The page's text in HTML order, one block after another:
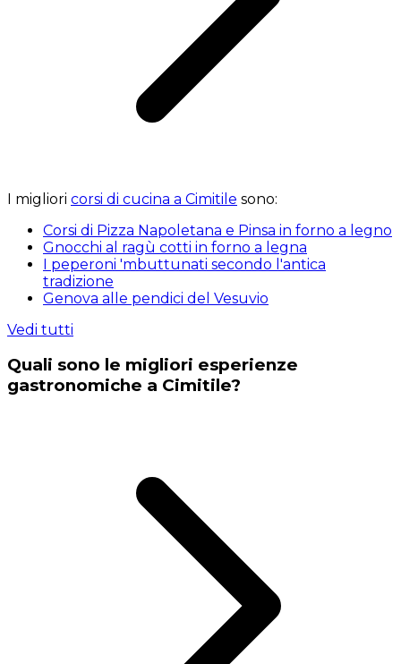
I migliori corsi di cucina a Cimitile sono:
Corsi di Pizza Napoletana e Pinsa in forno a legno
Gnocchi al ragù cotti in forno a legna
I peperoni 'mbuttunati secondo l'antica
tradizione
Genova alle pendici del Vesuvio
Vedi tutti
Quali sono le migliori esperienze
gastronomiche a Cimitile?